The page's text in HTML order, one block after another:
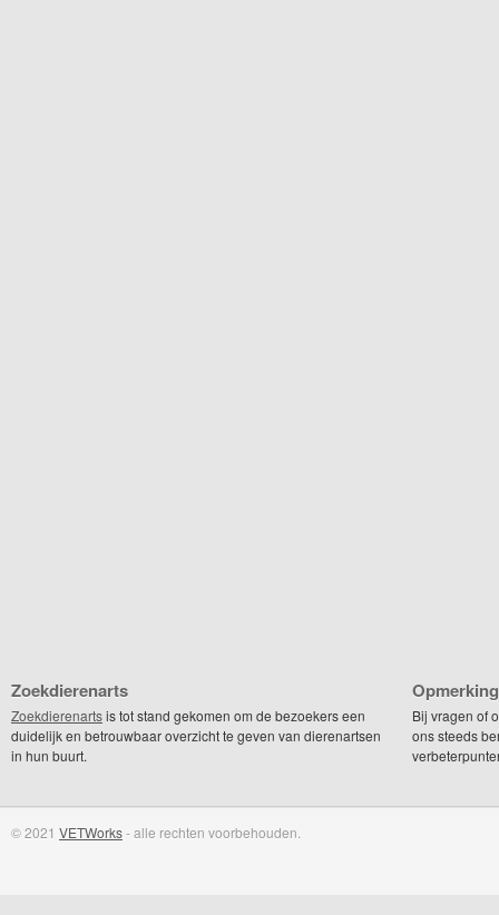
Zoekdierenarts
Zoekdierenartsis tot stand gekomen om de bezoekers een
duidelijk en betrouwbaar overzicht te geven van dierenartsen
in hun buurt.
Bij vragen of
ons steeds
© 2021 VETWorks- alle rechten voorbehouden.